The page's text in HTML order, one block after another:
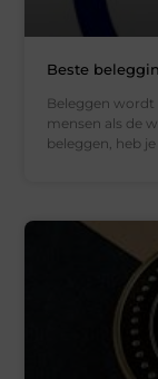
Beste
Beleggen
mensen als de
beleggen, heb je